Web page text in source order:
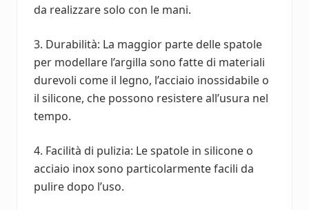
da realizzare solo con le mani.
3. Durabilità: La maggior parte delle spatole
per modellare l’argilla sono fatte di materiali
durevoli come il legno, l’acciaio inossidabile o
il silicone, che possono resistere all’usura nel
tempo.
4. Facilità di pulizia: Le spatole in silicone o
acciaio inox sono particolarmente facili da
pulire dopo l’uso.